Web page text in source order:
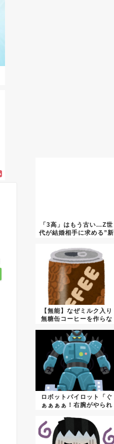
「3高」はもう古い…Z世
代が結婚相手に求める”新
【無能】なぜミルク入り
無糖缶コーヒーを作らな
ロボットパイロット「ぐ
ぁぁぁぁ！右腕がやられ